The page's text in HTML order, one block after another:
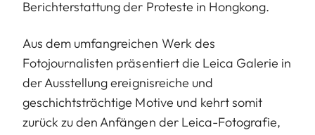
Berichterstattung der Proteste in Hongkong.
Aus dem umfangreichen Werk des
Fotojournalisten präsentiert die Leica Galerie in
der Ausstellung ereignisreiche und
geschichtsträchtige Motive und kehrt somit
zurück zu den Anfängen der Leica-Fotografie,